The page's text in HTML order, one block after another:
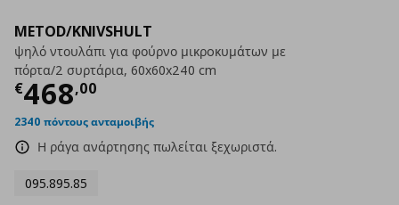
METOD/KNIVSHULT
ψηλό ντουλάπι για φούρνο μικρoκυμάτων με
πόρτα/2 συρτάρια, 60x60x240 cm
€468,00
Τρέχουσα τιμή
2340 πόντους ανταμοιβής
Η ράγα ανάρτησης πωλείται ξεχωριστά.
095.895.85